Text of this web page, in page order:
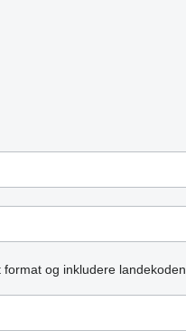
og inkludere landekoden.